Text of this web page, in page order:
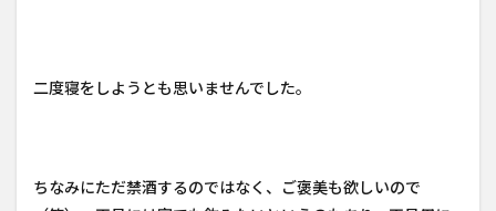
二度寝をしようとも思いませんでした。
ちなみにただ禁酒するのではなく、ご褒美も欲しいので